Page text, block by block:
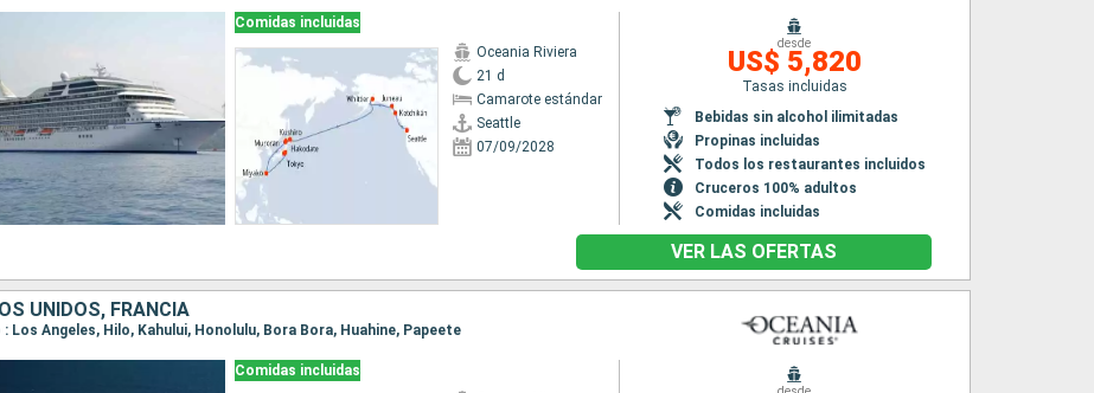
Comidas incluidas
Oceania Riviera
21 d
Camarote estándar
Seattle
07/09/2028
desde
US$ 5,820
Tasas incluidas
Bebidas sin alcohol ilimitadas
Propinas incluidas
Todos los restaurantes incluidos
Cruceros 100% adultos
Comidas incluidas
VER LAS OFERTAS
UNIDOS, FRANCIA
: Los Angeles, Hilo, Kahului, Honolulu, Bora Bora, Huahine, Papeete
Comidas incluidas